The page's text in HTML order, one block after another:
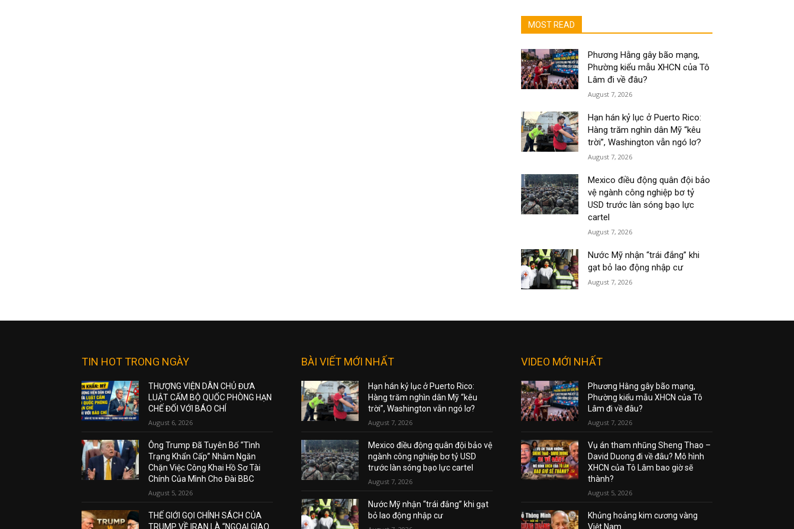
MOST READ
Phương Hằng gây bão mạng,
Phường kiểu mẫu XHCN của Tô
Lâm đi về đâu?
August 7, 2026
Hạn hán kỷ lục ở Puerto Rico:
Hàng trăm nghìn dân Mỹ “kêu
trời”, Washington vẫn ngó lơ?
August 7, 2026
Mexico điều động quân đội bảo
vệ ngành công nghiệp bơ tỷ
USD trước làn sóng bạo lực
cartel
August 7, 2026
Nước Mỹ nhận “trái đắng” khi
gạt bỏ lao động nhập cư
August 7, 2026
TIN HOT TRONG NGÀY
THƯỢNG VIỆN DÂN CHỦ ĐƯA
LUẬT CẤM BỘ QUỐC PHÒNG HẠN
CHẾ ĐỐI VỚI BÁO CHÍ
August 6, 2026
Ông Trump Đã Tuyên Bố “Tình
Trạng Khẩn Cấp” Nhằm Ngăn
Chặn Việc Công Khai Hồ Sơ Tài
Chính Của Mình Cho Đài BBC
August 5, 2026
THẾ GIỚI GỌI CHÍNH SÁCH CỦA
TRUMP VỀ IRAN LÀ “NGOẠI GIAO
BÀI VIẾT MỚI NHẤT
Hạn hán kỷ lục ở Puerto Rico:
Hàng trăm nghìn dân Mỹ “kêu
trời”, Washington vẫn ngó lơ?
August 7, 2026
Mexico điều động quân đội bảo vệ
ngành công nghiệp bơ tỷ USD
trước làn sóng bạo lực cartel
August 7, 2026
Nước Mỹ nhận “trái đắng” khi gạt
bỏ lao động nhập cư
VIDEO MỚI NHẤT
Phương Hằng gây bão mạng,
Phường kiểu mẫu XHCN của Tô
Lâm đi về đâu?
August 7, 2026
Vụ án tham nhũng Sheng Thao –
David Duong đi về đâu? Mô hình
XHCN của Tô Lâm bao giờ sẽ
thành?
August 5, 2026
Khủng hoảng kim cương vàng
Việt Nam